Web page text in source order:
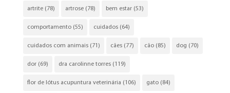
artrite(78) artrose(78) bem estar(53)
comportamento(55) cuidados(64)
cuidados com animais(71) cães(77) cão(85) dog (70)
dor(69) dra carolinne torres(119)
flor de lótus acupuntura veterinária (106) gato(84)